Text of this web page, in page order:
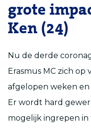
grote
Ken (24)
Nu de derde
Erasmus MC zich
afgelopen weken
Er wordt hard
mogelijk ingrepen